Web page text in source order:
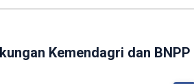
Kemendagri dan BNPP